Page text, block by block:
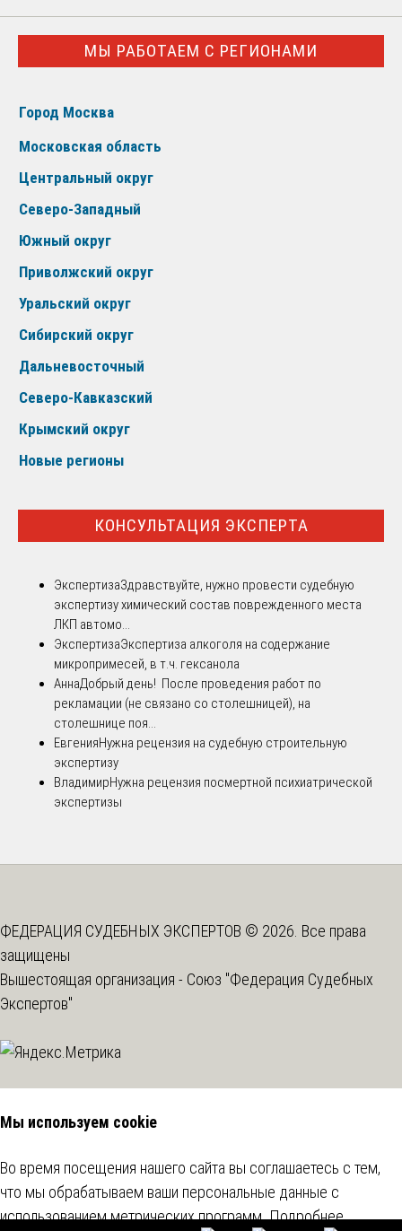
МЫ РАБОТАЕМ С РЕГИОНАМИ
Город Москва
Московская область
Центральный округ
Северо-Западный
Южный округ
Приволжский округ
Уральский округ
Сибирский округ
Дальневосточный
Северо-Кавказский
Крымский округ
Новые регионы
КОНСУЛЬТАЦИЯ ЭКСПЕРТА
ЭкспертизаЗдравствуйте, нужно провести судебную
экспертизу химический состав поврежденного места
ЛКП автомо...
ЭкспертизаЭкспертиза алкоголя на содержание
микропримесей, в т.ч. гексанола
АннаДобрый день! После проведения работ по
рекламации (не связано со столешницей), на
столешнице поя...
ЕвгенияНужна рецензия на судебную строительную
экспертизу
ВладимирНужна рецензия посмертной психиатрической
экспертизы
ФЕДЕРАЦИЯ СУДЕБНЫХ ЭКСПЕРТОВ © 2026. Все права
защищены
Вышестоящая организация - Союз "Федерация Судебных
Экспертов"
Мы используем cookie
Во время посещения нашего сайта вы соглашаетесь с тем,
что мы обрабатываем ваши персональные данные с
использованием метрических программ.Подробнее